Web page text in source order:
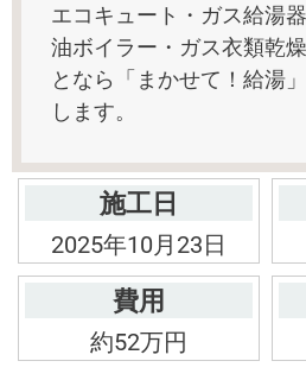
エコキュート・ガス給湯
油ボイラー・ガス衣類乾
となら「まかせて！給湯
します。
施工日
2025年10月23日
費用
約52万円